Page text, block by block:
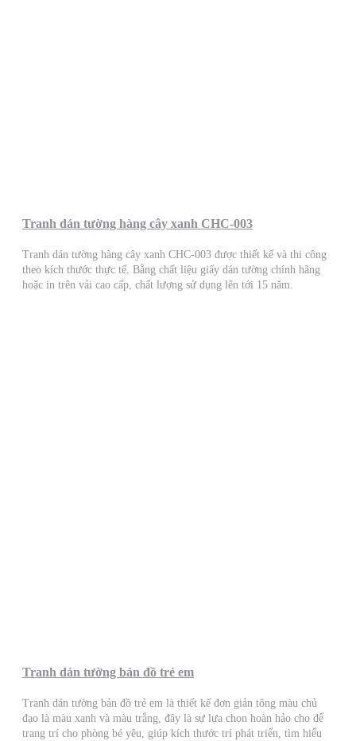
Tranh dán tường hàng cây xanh CHC-003
Tranh dán tường hàng cây xanh CHC-003 được thiết kế và thi công
theo kích thước thực tế. Bằng chất liệu giấy dán tường chính hãng
hoặc in trên vải cao cấp, chất lượng sử dụng lên tới 15 năm.
Tranh dán tường bản đồ trẻ em
Tranh dán tường bản đồ trẻ em là thiết kế đơn giản tông màu chủ
đạo là màu xanh và màu trắng, đây là sự lựa chọn hoàn hảo cho để
trang trí cho phòng bé yêu, giúp kích thước trí phát triển, tìm hiểu